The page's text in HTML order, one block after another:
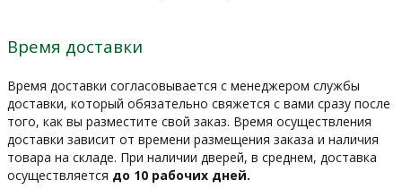
Время доставки
Время доставки согласовывается с менеджером службы
доставки, который обязательно свяжется с вами сразу после
того, как вы разместите свой заказ. Время осуществления
доставки зависит от времени размещения заказа и наличия
товара на складе. При наличии дверей, в среднем, доставка
осуществляется до 10 рабочих дней.